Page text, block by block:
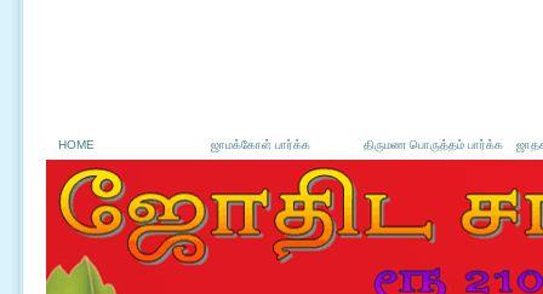
HOME ஜாமக்கோள் பார்க்க திருமண பொருத்தம் பார்க்க